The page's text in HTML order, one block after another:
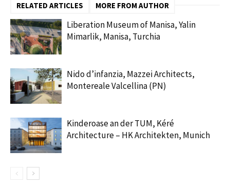
RELATED ARTICLES MORE FROM AUTHOR
Liberation Museum of Manisa, Yalin
Mimarlik, Manisa, Turchia
Nido d’infanzia, Mazzei Architects,
Montereale Valcellina (PN)
Kinderoase an der TUM, Kéré
Architecture – HK Architekten, Munich